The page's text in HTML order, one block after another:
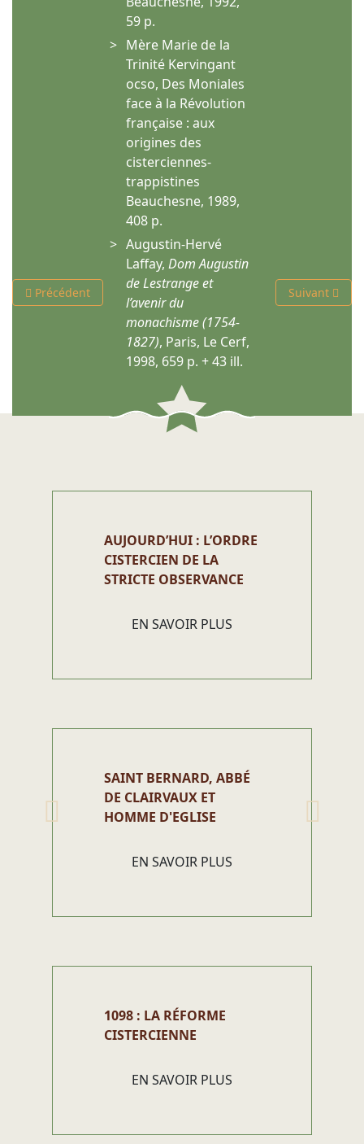
59 p.
Mère Marie de la
Trinité Kervingant
ocso, Des Moniales
face à la Révolution
française : aux
origines des
cisterciennes-
trappistines
Beauchesne, 1989,
408 p.
Augustin-Hervé
Laffay, Dom Augustin
de Lestrange et
l’avenir du
monachisme (1754-
1827), Paris, Le Cerf,
1998, 659 p. + 43 ill.
Article précédent : Rancé, abbé de La Trappe : la passion de
Précédent Article
Suivant
AUJOURD’HUI : L’ORDRE
CISTERCIEN DE LA
STRICTE OBSERVANCE
EN SAVOIR PLUS
SAINT BERNARD, ABBÉ
DE CLAIRVAUX ET
HOMME D'EGLISE
EN SAVOIR PLUS
1098 : LA RÉFORME
CISTERCIENNE
EN SAVOIR PLUS